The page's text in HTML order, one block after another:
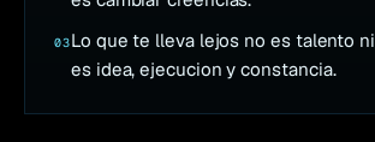
03Lo que te lleva lejos no es talento
es idea, ejecucion y constancia.